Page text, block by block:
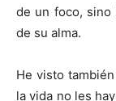
de un foco,
de su alma.
He visto
la vida no les